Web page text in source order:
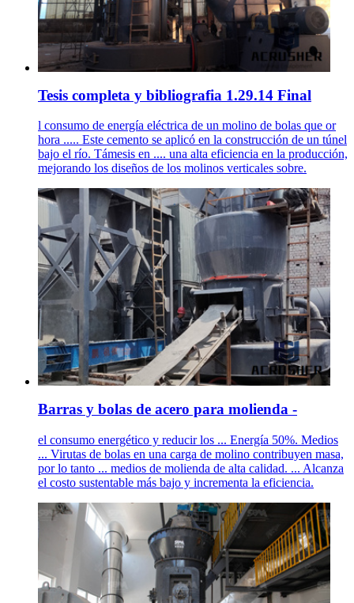
Tesis completa y bibliografia 1.29.14 Final
l consumo de energía eléctrica de un molino de bolas que or
hora ..... Este cemento se aplicó en la construcción de un túnel
bajo el río. Támesis en .... una alta eficiencia en la producción,
mejorando los diseños de los molinos verticales sobre.
Barras y bolas de acero para molienda -
el consumo energético y reducir los ... Energía 50%. Medios
... Virutas de bolas en una carga de molino contribuyen masa,
por lo tanto ... medios de molienda de alta calidad. ... Alcanza
el costo sustentable más bajo y incrementa la eficiencia.